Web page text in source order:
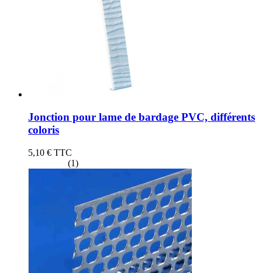
Jonction pour lame de bardage PVC, différents
coloris
5,10 € TTC
(1)